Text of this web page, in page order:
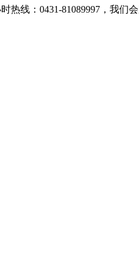
热线：0431-81089997，我